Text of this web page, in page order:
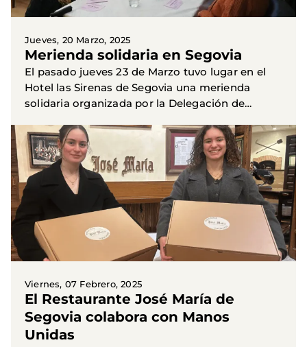
Jueves, 20 Marzo, 2025
Merienda solidaria en Segovia
El pasado jueves 23 de Marzo tuvo lugar en el
Hotel las Sirenas de Segovia una merienda
solidaria organizada por la Delegación de
Viernes, 07 Febrero, 2025
El Restaurante José María de
Segovia colabora con Manos
Unidas